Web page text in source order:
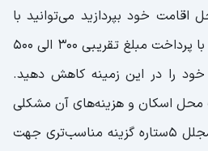
اقامت خود بپردازید می‌توانید با
انتخاب هتل‌های ۳ستاره و با پرداخت مبلغ تقریبی ۳۰۰ الی ۵۰۰
خود را در این زمینه کاهش دهید.
محل اسکان و هزینه‌های آن مشکلی
ندارید، هتل‌های لوکس و مجلل ۵ستاره گزینه مناسب‌تری جهت